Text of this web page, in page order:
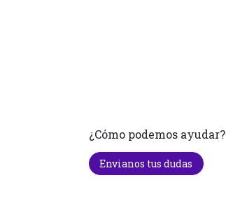
¿Cómo podemos ayudar?
Envianos tus dudas